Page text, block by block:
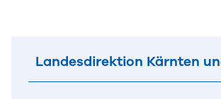
Landesdirektion Kärnten